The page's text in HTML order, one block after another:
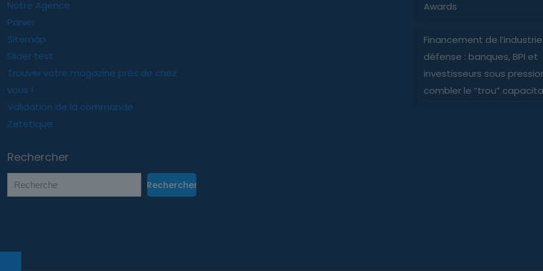
Notre Agence
Panier
Sitemap
Slider test
Trouver votre magazine près de chez
vous !
Validation de la commande
Zetetique
Rechercher
Rechercher
Awards
Financement de
défense : banques, BPI et
investisseurs sous
combler le “trou”